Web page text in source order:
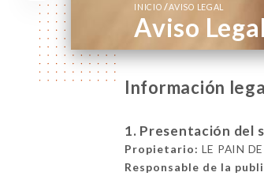
INICIO/AVISO LEGAL
Aviso Legal
Información
1. Presentación del
Propietario: LE PAIN
Responsable de la